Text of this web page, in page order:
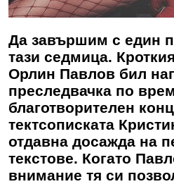
Да завършим с един
тази седмица.
Орлин Павлов бил
преследвачка по
благотворителен
тектсописката
отдавна досажда на
текстове. Когато
внимание тя си